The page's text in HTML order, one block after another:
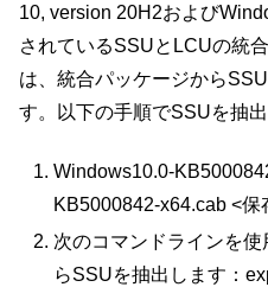
10, version 20H2および
されているSSUとLCUの統
は、統合パッケージから
す。以下の手順でSSUを抽出
Windows10.0-
KB5000842-x64.cab <保
次のコマンドラインを
らSSUを抽出します：